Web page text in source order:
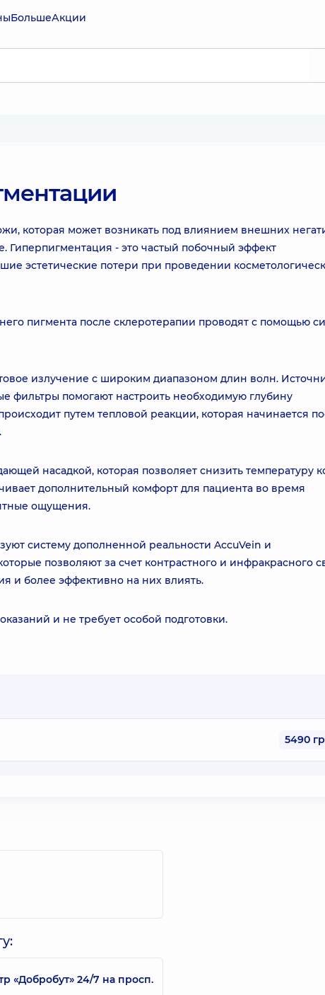
БольшеАкции
которая может возникать под влиянием внешних
Гиперпигментация - это частый побочный эффект
эстетические потери при проведении
пигмента после склеротерапии проводят с помощью
излучение с широким диапазоном длин волн.
фильтры помогают настроить необходимую глубину
путем тепловой реакции, которая начинается
насадкой, которая позволяет снизить температуру
дополнительный комфорт для пациента во время
ощущения.
систему дополненной реальности AccuVein и
позволяют за счет контрастного и инфракрасного
и более эффективно на них влиять.
и не требует особой подготовки.
5490
24/7 на просп.